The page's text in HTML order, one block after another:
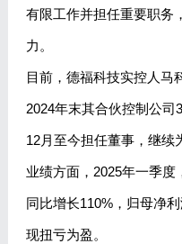
有限工作并担任重要职务
力。
目前，德福科技实控人马
2024年末其合伙控制公司
12月至今担任董事，继续
业绩方面，2025年一季度
同比增长110%，归母净
现扭亏为盈。